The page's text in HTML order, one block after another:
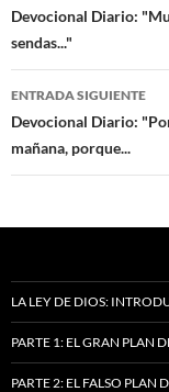
de
entradas
Devocional Diario:
sendas..."
ENTRADA SIGUIENTE
Devocional Diario:
mañana, porque...
LA LEY DE DIOS:
PARTE 1: EL GRAN PLAN
PARTE 2: EL FALSO PLAN